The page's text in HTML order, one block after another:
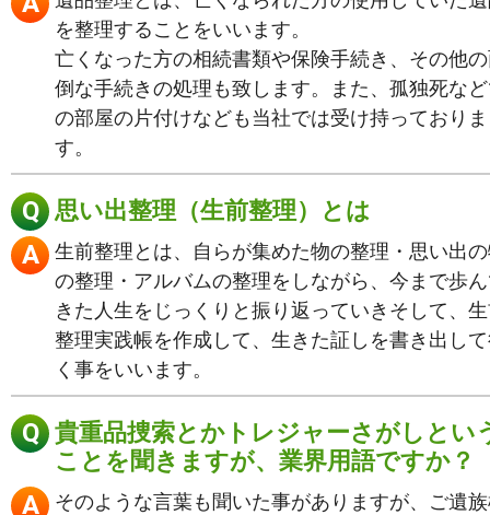
を整理することをいいます。
亡くなった方の相続書類や保険手続き、その他
倒な手続きの処理も致します。また、孤独死な
の部屋の片付けなども当社では受け持っておりま
す。
思い出整理（生前整理）とは
生前整理とは、自らが集めた物の整理・思い出
の整理・アルバムの整理をしながら、今まで歩
きた人生をじっくりと振り返っていきそして、
整理実践帳を作成して、生きた証しを書き出し
く事をいいます。
貴重品捜索とかトレジャーさがしとい
ことを聞きますが、業界用語ですか？
そのような言葉も聞いた事がありますが、ご遺